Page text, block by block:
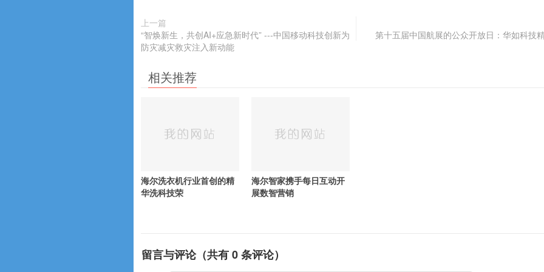
上一篇
“智焕新生，共创AI+应急新时代” ---中国移动科技创新为
防灾减灾救灾注入新动能
第十五届中国航展的公众开放日：华如科技
相关推荐
海尔洗衣机行业首创的精
华洗科技荣
海尔智家携手每日互动开
展数智营销
留言与评论（共有0条评论）